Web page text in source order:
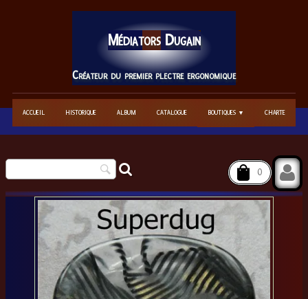
MédiatorsDugain
Créateur du premier plectre ergonomique
ACCUEIL HISTORIQUE ALBUM CATALOGUE BOUTIQUES ▼ CHARTE
0